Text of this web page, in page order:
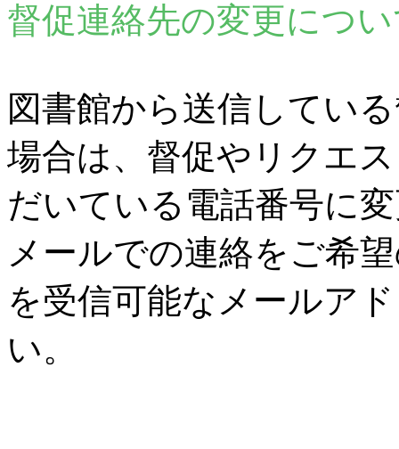
督促連絡先の変更につ
図書館から送信してい
場合は、督促やリクエ
だいている電話番号に
メールでの連絡をご希
を受信可能なメールア
い。